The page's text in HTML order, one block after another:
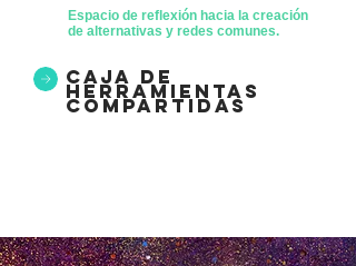
Espacio de reflexión hacia la creación
de alternativas y redes comunes.
caja de
herramientas
compartidas